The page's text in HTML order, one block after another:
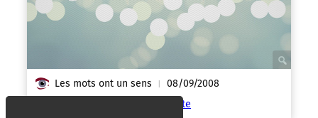
Les mots ont un sens | 08/09/2008
Les animaux malades de la peste